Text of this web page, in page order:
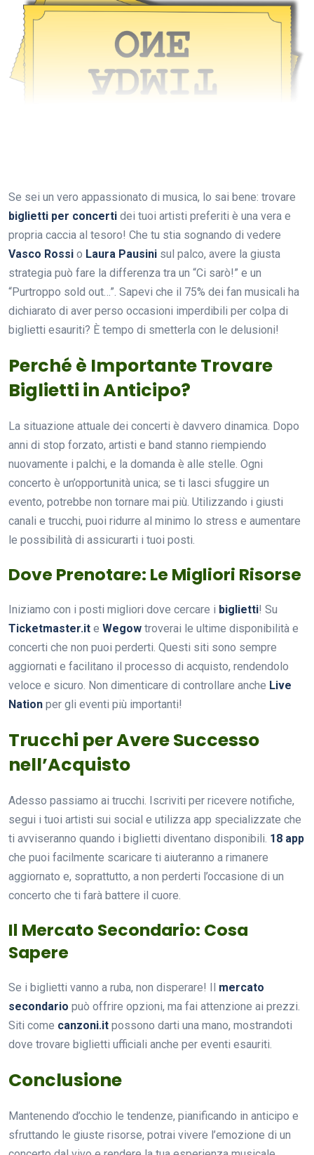
Se sei un vero appassionato di musica, lo sai bene: trovare
biglietti per concerti dei tuoi artisti preferiti è una vera e
propria caccia al tesoro! Che tu stia sognando di vedere
Vasco Rossi o Laura Pausini sul palco, avere la giusta
strategia può fare la differenza tra un “Ci sarò!” e un
“Purtroppo sold out…”. Sapevi che il 75% dei fan musicali ha
dichiarato di aver perso occasioni imperdibili per colpa di
biglietti esauriti? È tempo di smetterla con le delusioni!
Perché è Importante Trovare
Biglietti in Anticipo?
La situazione attuale dei concerti è davvero dinamica. Dopo
anni di stop forzato, artisti e band stanno riempiendo
nuovamente i palchi, e la domanda è alle stelle. Ogni
concerto è un’opportunità unica; se ti lasci sfuggire un
evento, potrebbe non tornare mai più. Utilizzando i giusti
canali e trucchi, puoi ridurre al minimo lo stress e aumentare
le possibilità di assicurarti i tuoi posti.
Dove Prenotare: Le Migliori Risorse
Iniziamo con i posti migliori dove cercare i biglietti! Su
Ticketmaster.it e Wegow troverai le ultime disponibilità e
concerti che non puoi perderti. Questi siti sono sempre
aggiornati e facilitano il processo di acquisto, rendendolo
veloce e sicuro. Non dimenticare di controllare anche Live
Nation per gli eventi più importanti!
Trucchi per Avere Successo
nell’Acquisto
Adesso passiamo ai trucchi. Iscriviti per ricevere notifiche,
segui i tuoi artisti sui social e utilizza app specializzate che
ti avviseranno quando i biglietti diventano disponibili. 18 app
che puoi facilmente scaricare ti aiuteranno a rimanere
aggiornato e, soprattutto, a non perderti l’occasione di un
concerto che ti farà battere il cuore.
Il Mercato Secondario: Cosa
Sapere
Se i biglietti vanno a ruba, non disperare! Il mercato
secondario può offrire opzioni, ma fai attenzione ai prezzi.
Siti come canzoni.it possono darti una mano, mostrandoti
dove trovare biglietti ufficiali anche per eventi esauriti.
Conclusione
Mantenendo d’occhio le tendenze, pianificando in anticipo e
sfruttando le giuste risorse, potrai vivere l’emozione di un